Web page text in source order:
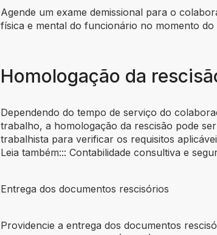
Agende um exame demissional para o
física e mental do funcionário no momento do
Homologação da
Dependendo do tempo de serviço do
trabalho, a homologação da rescisão pode
trabalhista para verificar os requisitos
Leia também::: Contabilidade consultiva e
Entrega dos documentos rescisórios
Providencie a entrega dos documentos